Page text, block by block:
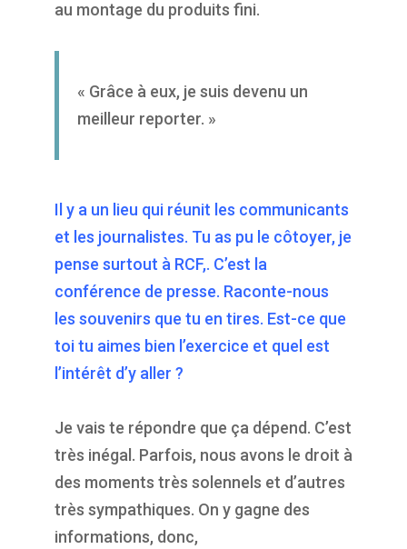
au montage du produits fini.
« Grâce à eux, je suis devenu un
meilleur reporter. »
Il y a un lieu qui réunit les communicants
et les journalistes. Tu as pu le côtoyer, je
pense surtout à RCF,. C’est la
conférence de presse. Raconte-nous
les souvenirs que tu en tires. Est-ce que
toi tu aimes bien l’exercice et quel est
l’intérêt d’y aller ?
Je vais te répondre que ça dépend. C’est
très inégal. Parfois, nous avons le droit à
des moments très solennels et d’autres
très sympathiques. On y gagne des
informations, donc,